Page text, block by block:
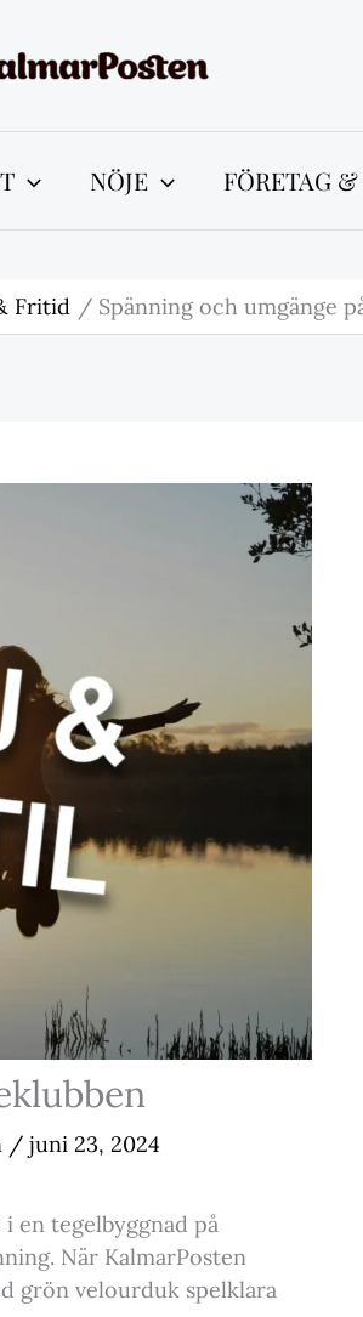
NÖJE FÖRETAG
Fritid Spänning och umgänge
/ juni 23, 2024
en tegelbyggnad på
När KalmarPosten
grön velourduk spelklara